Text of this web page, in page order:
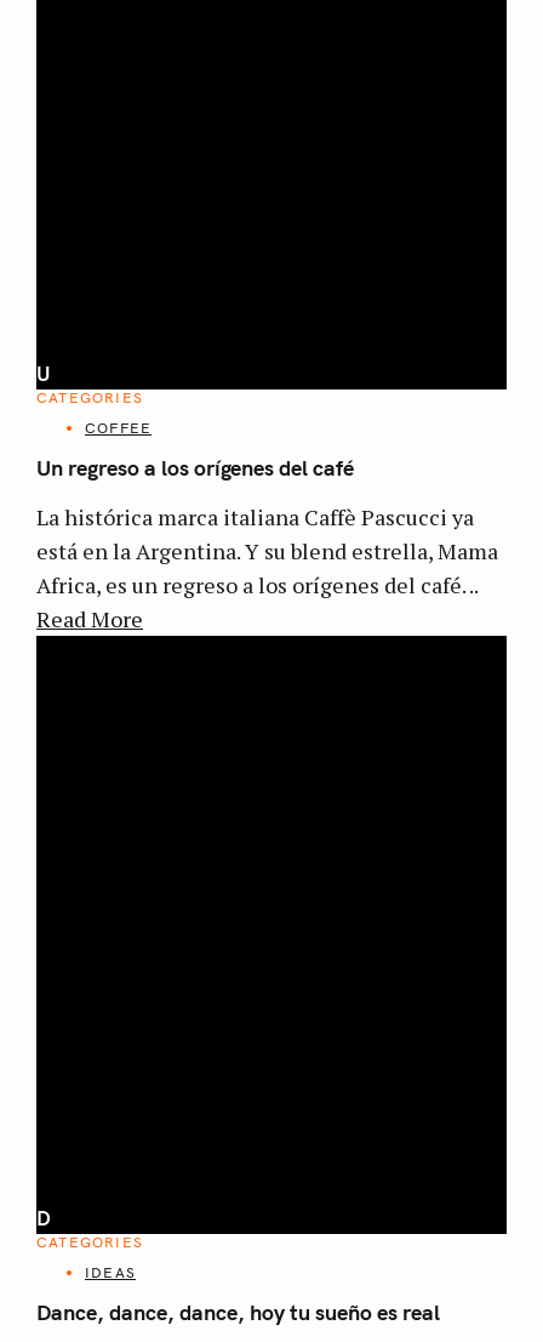
U
CATEGORIES
COFFEE
Un regreso a los orígenes del café
La histórica marca italiana Caffè Pascucci ya
está en la Argentina. Y su blend estrella, Mama
Africa, es un regreso a los orígenes del café. ..
Read More
D
CATEGORIES
IDEAS
Dance, dance, dance, hoy tu sueño es real